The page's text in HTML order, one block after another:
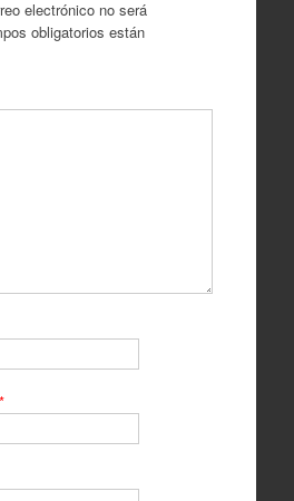
electrónico no será
obligatorios están
*